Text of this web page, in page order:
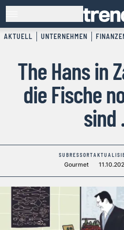
AKTUELL UNTERNEHMEN
The Hans in
die Fische
sind
SUBRESSORT
Gourmet